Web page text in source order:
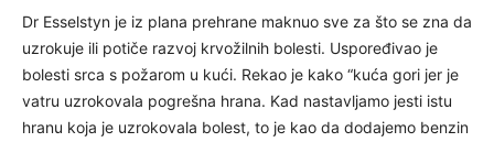
Dr Esselstyn je iz plana prehrane maknuo sve za što se zna da
uzrokuje ili potiče razvoj krvožilnih bolesti. Uspoređivao je
bolesti srca s požarom u kući. Rekao je kako “kuća gori jer je
vatru uzrokovala pogrešna hrana. Kad nastavljamo jesti istu
hranu koja je uzrokovala bolest, to je kao da dodajemo benzin